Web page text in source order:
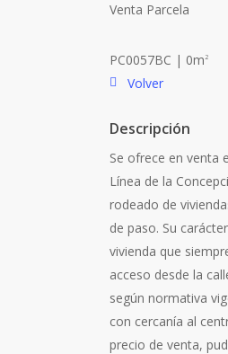
Venta Parcela
PC0057BC | 0m2
Volver
Descripción
Se ofrece en venta
Línea de la
rodeado de
de paso. Su
vivienda que
acceso desde la
según normativa
con cercanía al
precio de venta,